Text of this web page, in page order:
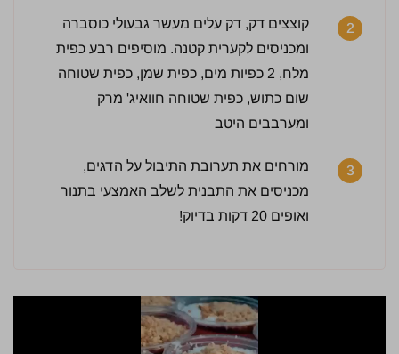
2
קוצצים דק, דק עלים מעשר גבעולי כוסברה
ומכניסים לקערית קטנה. מוסיפים רבע כפית
מלח, 2 כפיות מים, כפית שמן, כפית שטוחה
שום כתוש, כפית שטוחה חוואיג' מרק
ומערבבים היטב
3
מורחים את תערובת התיבול על הדגים,
מכניסים את התבנית לשלב האמצעי בתנור
ואופים 20 דקות בדיוק!
2.5 / 5 | 8 מדרגים
לחץ כדי לדרג: